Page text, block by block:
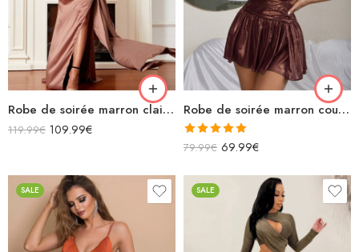
Robe de soirée marron clair à paillettes bustier en satin sans manches
119.99€ 109.99€
Robe de soirée marron courte avec découpes sans manches dos nu trapèze
Note5.00
79.99€ 69.99€
SALE SALE